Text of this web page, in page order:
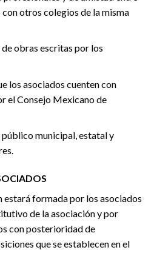
otros colegios de la misma
obras escritas por los
los asociados cuenten con
el Consejo Mexicano de
municipal, estatal y
estará formada por los asociados
de la asociación y por
con posterioridad de
que se establecen en el